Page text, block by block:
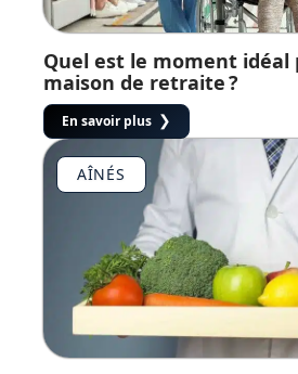
Quel est le moment
maison de retraite ?
En savoir plus
AÎNÉS